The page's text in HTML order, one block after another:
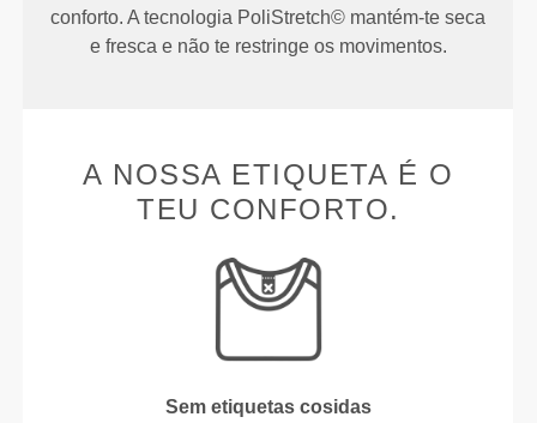
conforto. A tecnologia PoliStretch© mantém-te seca
e fresca e não te restringe os movimentos.
A NOSSA ETIQUETA É O
TEU CONFORTO.
Sem etiquetas cosidas